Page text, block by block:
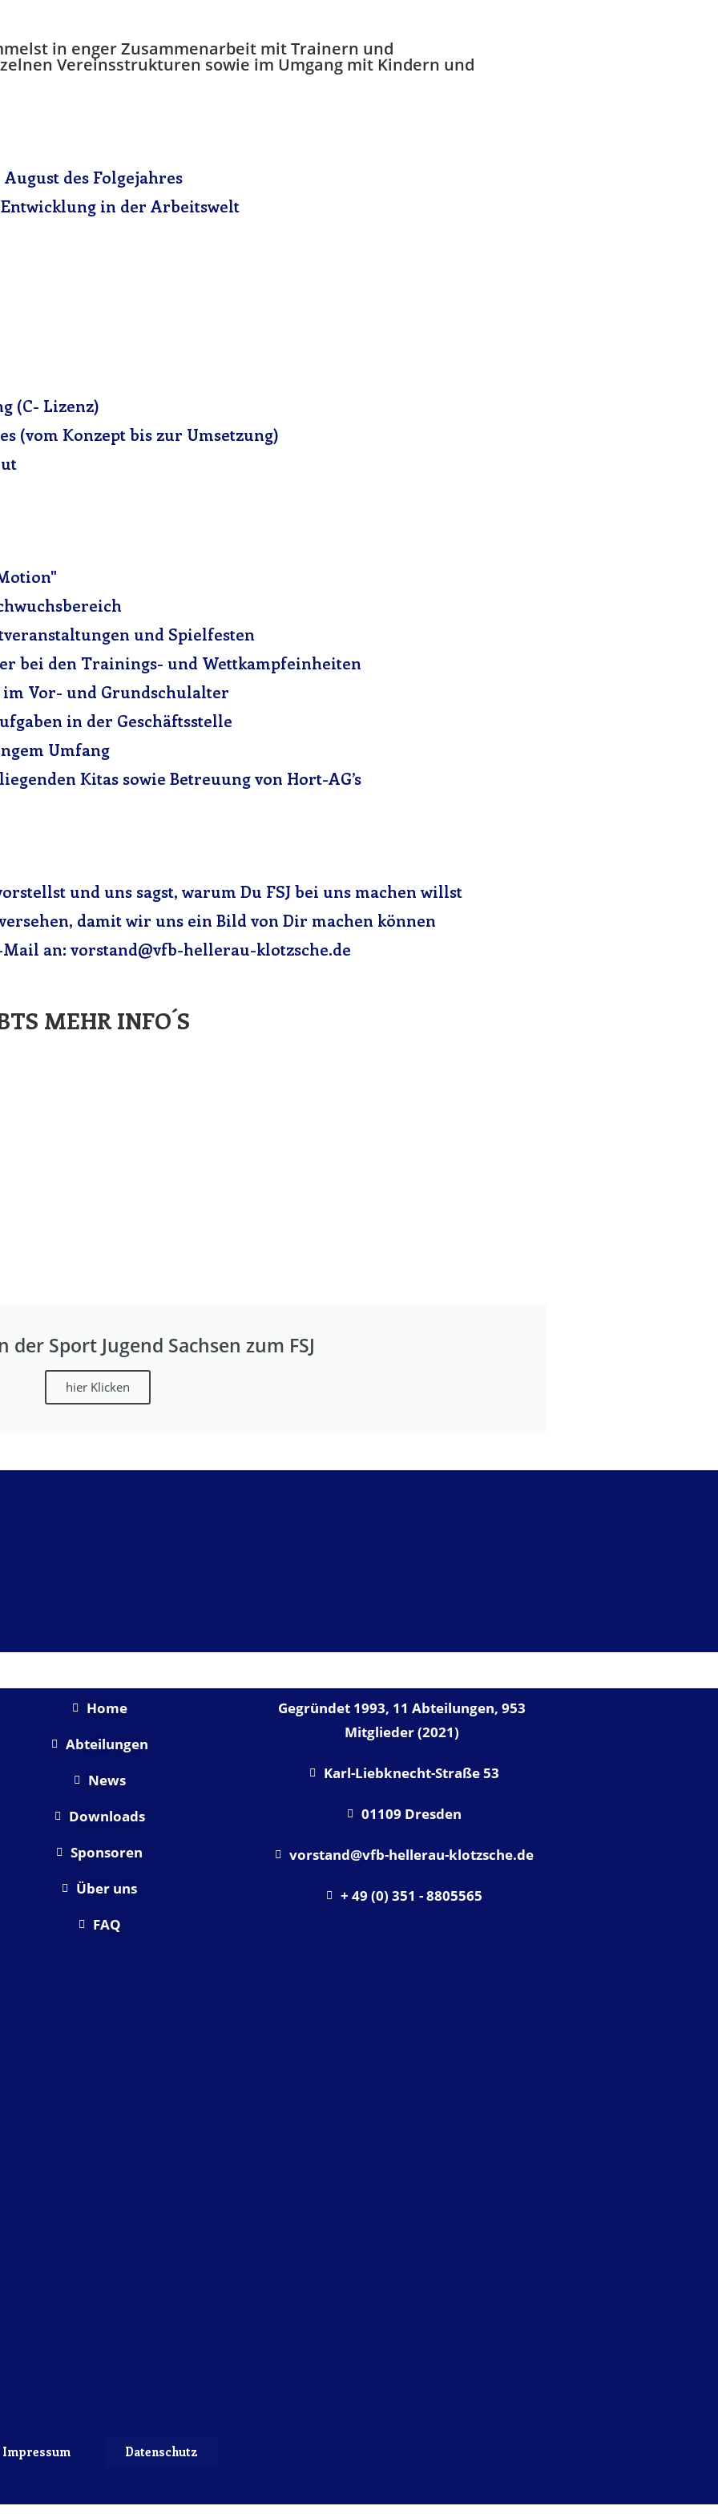
in enger Zusammenarbeit mit Trainern und
Vereinsstrukturen sowie im Umgang mit Kindern und
des Folgejahres
in der Arbeitswelt
(C- Lizenz)
(vom Konzept bis zur Umsetzung)
und Spielfesten
bei den Trainings- und Wettkampfeinheiten
Vor- und Grundschulalter
in der Geschäftsstelle
Umfang
Kitas sowie Betreuung von Hort-AG’s
und uns sagst, warum Du FSJ bei uns machen willst
damit wir uns ein Bild von Dir machen können
an: vorstand@vfb-hellerau-klotzsche.de
MEHR INFO´S
Sport Jugend Sachsen zum FSJ
hier Klicken
Home
Abteilungen
News
Downloads
Sponsoren
Über uns
FAQ
Gegründet 1993, 11 Abteilungen, 953
Mitglieder (2021)
Karl-Liebknecht-Straße 53
01109 Dresden
vorstand@vfb-hellerau-klotzsche.de
+ 49 (0) 351 - 8805565
Impressum Datenschutz